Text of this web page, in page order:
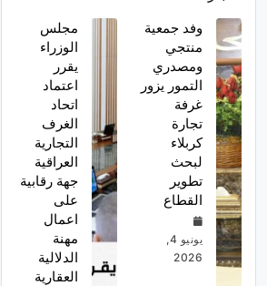
وفد جمعية
منتجي
ومصدري
التمور يزور
غرفة
تجارة
كربلاء
لبحث
تطوير
القطاع
يونيو 4,
2026
مجلس
الوزراء
يقرر
اعتماد
اتحاد
الغرف
التجارية
العراقية
جهة رقابية
على
اعمال
مهنة
الدلالية
العقارية